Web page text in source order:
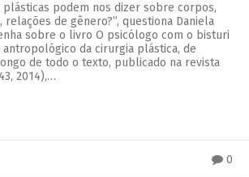
plásticas podem nos dizer sobre corpos,
de gênero?”, questiona Daniela
sobre o livro O psicólogo com o bisturi
antropológico da cirurgia plástica, de
de todo o texto, publicado na revista
2014),…
0